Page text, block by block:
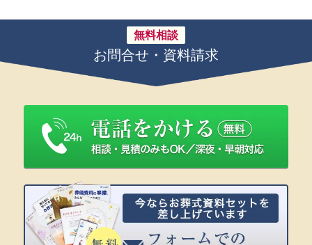
無料相談
お問合せ・資料請求